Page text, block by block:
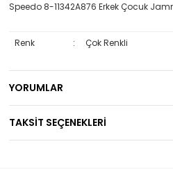
Speedo 8-11342A876 Erkek Çocuk
Renk : Çok Renkli
YORUMLAR
TAKSİT SEÇENEKLERİ